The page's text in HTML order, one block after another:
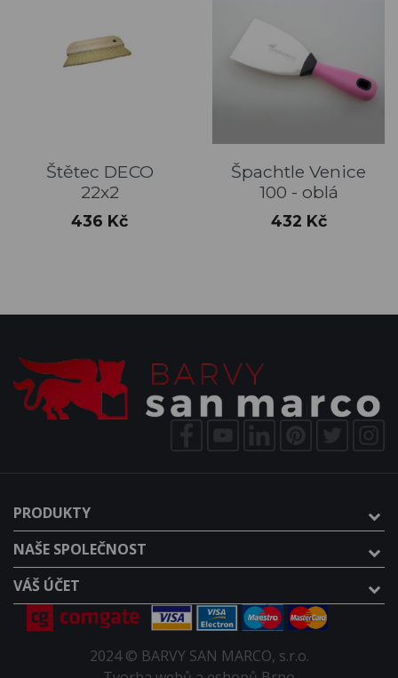
Štětec DECO
22x2
Cena
436 Kč
Špachtle Venice
100 - oblá
Cena
432 Kč
PRODUKTY
NAŠE SPOLEČNOST
VÁŠ ÚČET
2024 © BARVY SAN MARCO, s.r.o.